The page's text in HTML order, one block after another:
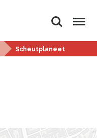
Rechercher
Menu
Scheutplaneet